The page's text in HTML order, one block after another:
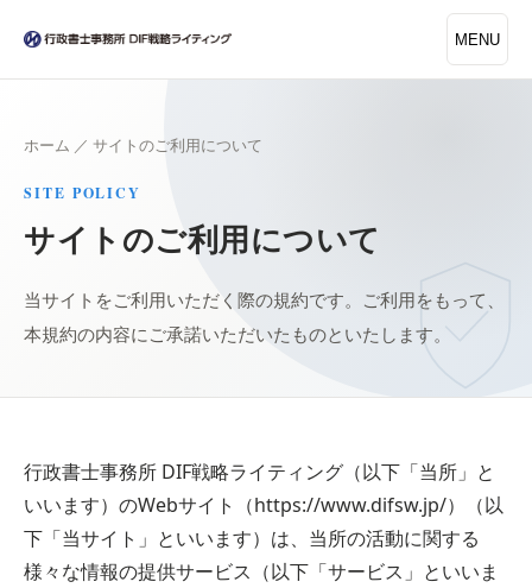
MENU
ホーム ／ サイトのご利用について
SITE POLICY
サイトのご利用について
当サイトをご利用いただく際の規約です。ご利用をもって、
本規約の内容にご承諾いただいたものといたします。
行政書士事務所 DIF戦略ライティング（以下「当所」と
いいます）のWebサイト（https://www.difsw.jp/）（以
下「当サイト」といいます）は、当所の活動に関する
様々な情報の提供サービス（以下「サービス」といいま